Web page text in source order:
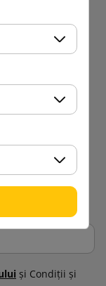
şi Condiţii şi